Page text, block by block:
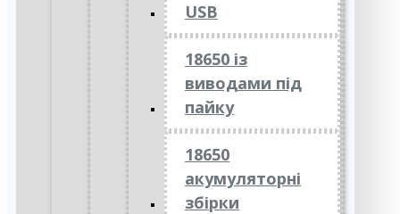
USB
18650 із
виводами під
пайку
18650
акумуляторні
збірки